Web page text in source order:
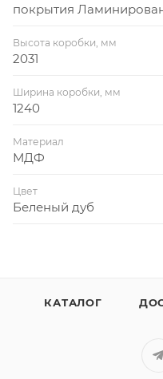
покрытия
Высота коробки, мм
2031
Ширина коробки, мм
1240
Материал
МДФ
Цвет
Беленый дуб
КАТАЛОГ